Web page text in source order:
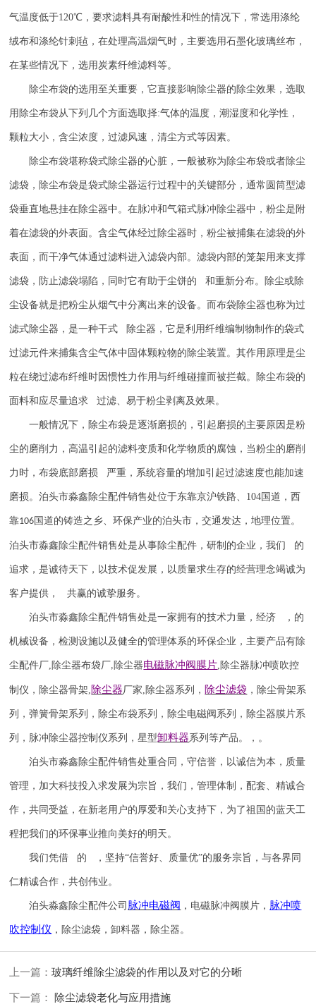
气温度低于120℃，要求滤料具有耐酸性和性的情况下，常选用涤纶
绒布和涤纶针刺毡，在处理高温烟气时，主要选用石墨化玻璃丝布，
在某些情况下，选用炭素纤维滤料等。
除尘布袋的选用至关重要，它直接影响除尘器的除尘效果，选取
用除尘布袋从下列几个方面选取择:气体的温度，潮湿度和化学性，
颗粒大小，含尘浓度，过滤风速，清尘方式等因素。
除尘布袋堪称袋式除尘器的心脏，一般被称为除尘布袋或者除尘
滤袋，除尘布袋是袋式除尘器运行过程中的关键部分，通常圆筒型滤
袋垂直地悬挂在除尘器中。在脉冲和气箱式脉冲除尘器中，粉尘是附
着在滤袋的外表面。含尘气体经过除尘器时，粉尘被捕集在滤袋的外
表面，而干净气体通过滤料进入滤袋内部。滤袋内部的笼架用来支撑
滤袋，防止滤袋塌陷，同时它有助于尘饼的 和重新分布。除尘或除
尘设备就是把粉尘从烟气中分离出来的设备。而布袋除尘器也称为过
滤式除尘器，是一种干式 除尘器，它是利用纤维编制物制作的袋式
过滤元件来捕集含尘气体中固体颗粒物的除尘装置。其作用原理是尘
粒在绕过滤布纤维时因惯性力作用与纤维碰撞而被拦截。除尘布袋的
面料和应尽量追求 过滤、易于粉尘剥离及效果。
一般情况下，除尘布袋是逐渐磨损的，引起磨损的主要原因是粉
尘的磨削力，高温引起的滤料变质和化学物质的腐蚀，当粉尘的磨削
力时，布袋底部磨损 严重，系统容量的增加引起过滤速度也能加速
磨损。泊头市淼鑫除尘配件销售处位于东靠京沪铁路、 104 国道，西
靠106 国道的铸造之乡、环保产业的泊头市，交通发达，地理位置。
泊头市淼鑫除尘配件销售处是从事除尘配件，研制的企业，我们 的
追求，是诚待天下，以技术促发展，以质量求生存的经营理念竭诚为
客户提供， 共赢的诚挚服务。
泊头市淼鑫除尘配件销售处是一家拥有的技术力量，经济 ，的
机械设备，检测设施以及健全的管理体系的环保企业，主要产品有除
尘配件厂, 除尘器布袋厂, 除尘器电磁脉冲阀膜片, 除尘器脉冲喷吹控
制仪 ， 除尘器骨架,除尘器厂家, 除尘器系列， 除尘滤袋 ，除尘骨架系
列，弹簧骨架系列，除尘布袋系列，除尘电磁阀系列，除尘器膜片系
列，脉冲除尘器控制仪系列，星型卸料器系列等产品。，。
泊头市淼鑫除尘配件销售处重合同，守信誉，以诚信为本，质量
管理，加大科技投入求发展为宗旨，我们，管理体制，配套、精诚合
作，共同受益，在新老用户的厚爱和关心支持下，为了祖国的蓝天工
程把我们的环保事业推向美好的明天。
我们凭借 的 ，坚持“信誉好、质量优”的服务宗旨，与各界同
仁精诚合作，共创伟业。
泊头淼鑫除尘配件公司 脉冲电磁阀 ，电磁脉冲阀膜片， 脉冲喷
吹控制仪 ，除尘滤袋，卸料器，除尘器。
上一篇：玻璃纤维除尘滤袋的作用以及对它的分晰
下一篇： 除尘滤袋老化与应用措施